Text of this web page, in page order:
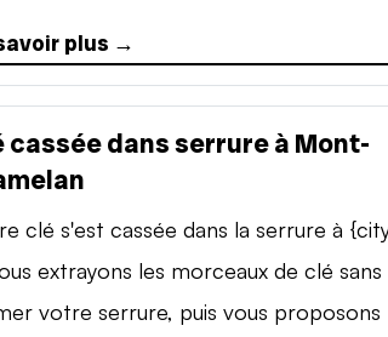
plus →
cassée dans serrure à Mont-
clé s'est cassée dans la serrure à
extrayons les morceaux de clé sans
votre serrure, puis vous proposons